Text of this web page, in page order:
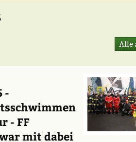
Alle
-
- FF
mit dabei